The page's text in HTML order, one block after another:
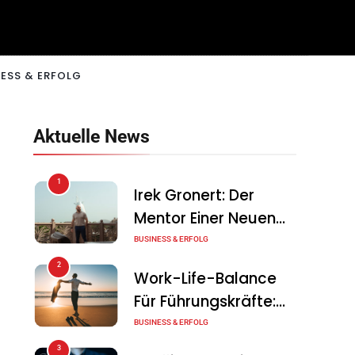
& ERFOLG
Aktuelle News
1
Irek Gronert: Der
Mentor Einer Neuen
Generation Von
BUSINESS & ERFOLG
2
Work-Life-Balance
Für Führungskräfte:
Illusion Oder Echte
BUSINESS & ERFOLG
3